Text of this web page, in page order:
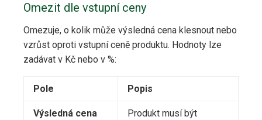
Omezit dle vstupní ceny
Omezuje, o kolik může výsledná cena klesnout nebo
vzrůst oproti vstupní ceně produktu. Hodnoty lze
zadávat v Kč nebo v %:
Pole Popis
Výsledná cena
Produkt musí být